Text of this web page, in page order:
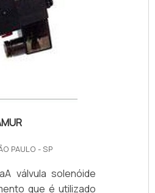
PAULO - SP
válvula solenóide
que é utilizado